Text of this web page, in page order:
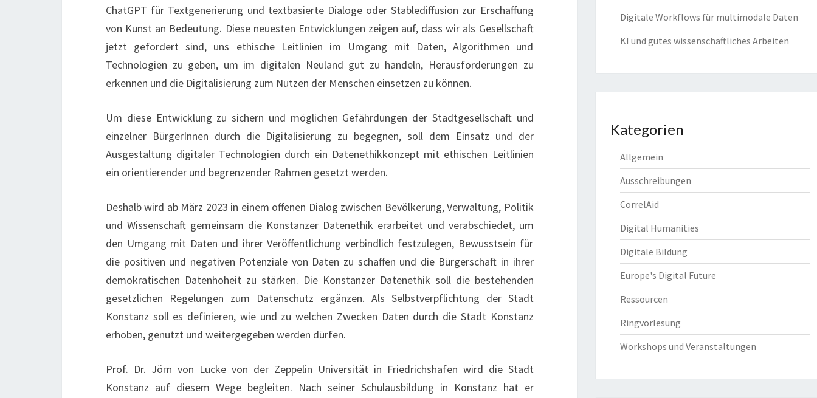
ChatGPT für Textgenerierung und textbasierte Dialoge oder Stablediffusion zur Erschaffung
von Kunst an Bedeutung. Diese neuesten Entwicklungen zeigen auf, dass wir als Gesellschaft
jetzt gefordert sind, uns ethische Leitlinien im Umgang mit Daten, Algorithmen und
Technologien zu geben, um im digitalen Neuland gut zu handeln, Herausforderungen zu
erkennen und die Digitalisierung zum Nutzen der Menschen einsetzen zu können.
Um diese Entwicklung zu sichern und möglichen Gefährdungen der Stadtgesellschaft und
einzelner BürgerInnen durch die Digitalisierung zu begegnen, soll dem Einsatz und der
Ausgestaltung digitaler Technologien durch ein Datenethikkonzept mit ethischen Leitlinien
ein orientierender und begrenzender Rahmen gesetzt werden.
Deshalb wird ab März 2023 in einem offenen Dialog zwischen Bevölkerung, Verwaltung, Politik
und Wissenschaft gemeinsam die Konstanzer Datenethik erarbeitet und verabschiedet, um
den Umgang mit Daten und ihrer Veröffentlichung verbindlich festzulegen, Bewusstsein für
die positiven und negativen Potenziale von Daten zu schaffen und die Bürgerschaft in ihrer
demokratischen Datenhoheit zu stärken. Die Konstanzer Datenethik soll die bestehenden
gesetzlichen Regelungen zum Datenschutz ergänzen. Als Selbstverpflichtung der Stadt
Konstanz soll es definieren, wie und zu welchen Zwecken Daten durch die Stadt Konstanz
erhoben, genutzt und weitergegeben werden dürfen.
​​​​​​​Prof. Dr. Jörn von Lucke von der Zeppelin Universität in Friedrichshafen wird die Stadt
Konstanz auf diesem Wege begleiten. Nach seiner Schulausbildung in Konstanz hat er
Digitale Workflows für multimodale Daten
KI und gutes wissenschaftliches Arbeiten
Kategorien
Allgemein
Ausschreibungen
CorrelAid
Digital Humanities
Digitale Bildung
Europe's Digital Future
Ressourcen
Ringvorlesung
Workshops und Veranstaltungen